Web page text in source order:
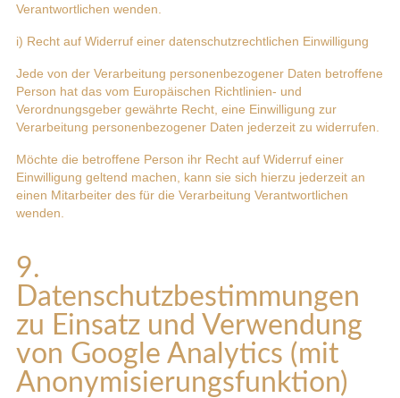
Verantwortlichen wenden.
i) Recht auf Widerruf einer datenschutzrechtlichen Einwilligung
Jede von der Verarbeitung personenbezogener Daten betroffene
Person hat das vom Europäischen Richtlinien- und
Verordnungsgeber gewährte Recht, eine Einwilligung zur
Verarbeitung personenbezogener Daten jederzeit zu widerrufen.
Möchte die betroffene Person ihr Recht auf Widerruf einer
Einwilligung geltend machen, kann sie sich hierzu jederzeit an
einen Mitarbeiter des für die Verarbeitung Verantwortlichen
wenden.
9.
Datenschutzbestimmungen
zu Einsatz und Verwendung
von Google Analytics (mit
Anonymisierungsfunktion)